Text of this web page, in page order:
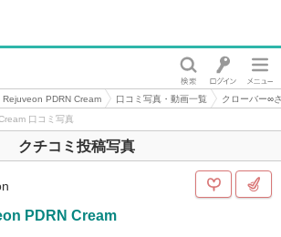
Rejuveon PDRN Cream 口コミ写真・動画一覧
クローバー∞
口コミ写真
クチコミ投稿写真
PDRN Cream